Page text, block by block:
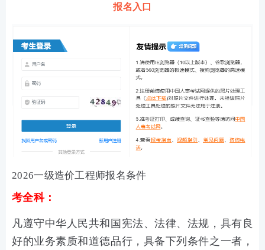
报名入口
2026一级造价工程师报名条件
考全科：
凡遵守中华人民共和国宪法、法律、法规，具有良
好的业务素质和道德品行，具备下列条件之一者，